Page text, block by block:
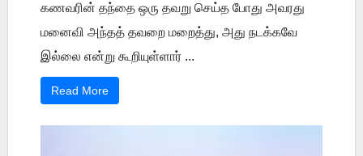
கணவரின் தந்தை ஒரு தவறு செய்த போது அவரது
மனைவி அந்தத் தவறை மறைத்து, அது நடக்கவே
இல்லை என்று கூறியுள்ளார் ...
Read More